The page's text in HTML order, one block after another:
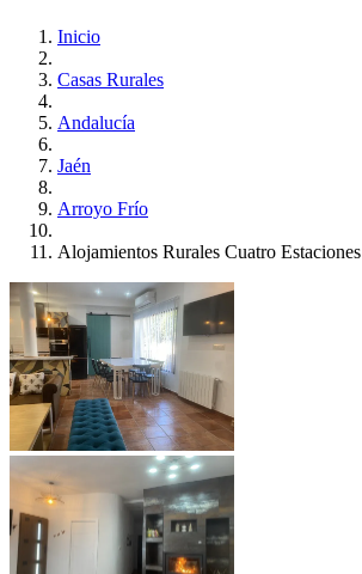
Inicio
Casas Rurales
Andalucía
Jaén
Arroyo Frío
Alojamientos Rurales Cuatro Estaciones